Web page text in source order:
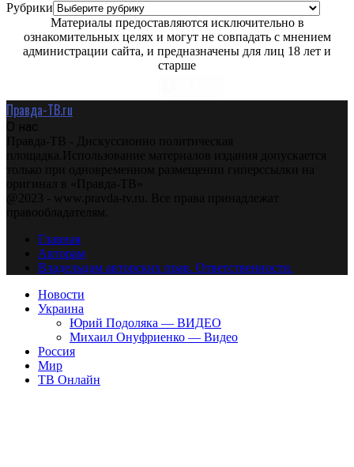
Рубрики
Материалы предоставляются исключительно в
ознакомительных целях и могут не совпадать с мнением
администрации сайта, и предназначены для лиц 18 лет и
старше
Правда-ТВ.ru
О нас
Правда-ТВ - Дискуссионно политическая
площадка.Использование материалов издания допускается
только при одновременном размещении гиперссылки на
оригинал в «Правда-ТВ»
@2023 - www.pravda-tv.ru. Все права принадлежат
правообладателям.
Главная
Авторам
Владельцам авторских прав. Ответственности.
Новости
Украина
Юрий Подоляка — ВИДЕО
Михаил Онуфриенко — Видео
Россия
Мир
ТВ Онлайн